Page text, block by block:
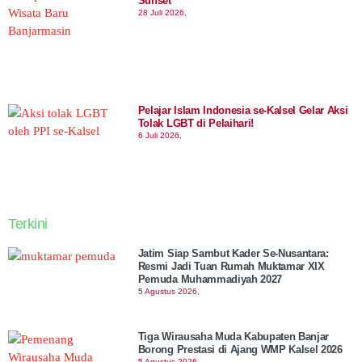
28 Juli 2026,
Pelajar Islam Indonesia se-Kalsel Gelar Aksi
Tolak LGBT di Pelaihari!
6 Juli 2026,
Terkini
Jatim Siap Sambut Kader Se-Nusantara:
Resmi Jadi Tuan Rumah Muktamar XIX
Pemuda Muhammadiyah 2027
5 Agustus 2026,
Tiga Wirausaha Muda Kabupaten Banjar
Borong Prestasi di Ajang WMP Kalsel 2026